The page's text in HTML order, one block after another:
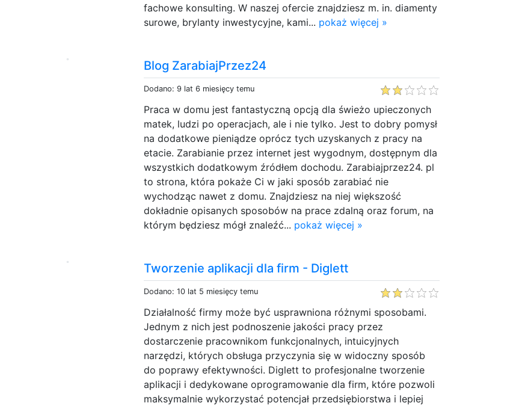
fachowe konsulting. W naszej ofercie znajdziesz m. in. diamenty
surowe, brylanty inwestycyjne, kami... pokaż więcej »
Blog ZarabiajPrzez24
Dodano: 9 lat 6 miesięcy temu
Praca w domu jest fantastyczną opcją dla świeżo upieczonych
matek, ludzi po operacjach, ale i nie tylko. Jest to dobry pomysł
na dodatkowe pieniądze oprócz tych uzyskanych z pracy na
etacie. Zarabianie przez internet jest wygodnym, dostępnym dla
wszystkich dodatkowym źródłem dochodu. Zarabiajprzez24. pl
to strona, która pokaże Ci w jaki sposób zarabiać nie
wychodząc nawet z domu. Znajdziesz na niej większość
dokładnie opisanych sposobów na prace zdalną oraz forum, na
którym będziesz mógł znaleźć... pokaż więcej »
Tworzenie aplikacji dla firm - Diglett
Dodano: 10 lat 5 miesięcy temu
Działalność firmy może być usprawniona różnymi sposobami.
Jednym z nich jest podnoszenie jakości pracy przez
dostarczenie pracownikom funkcjonalnych, intuicyjnych
narzędzi, których obsługa przyczynia się w widoczny sposób
do poprawy efektywności. Diglett to profesjonalne tworzenie
aplikacji i dedykowane oprogramowanie dla firm, które pozwoli
maksymalnie wykorzystać potencjał przedsiębiorstwa i lepiej